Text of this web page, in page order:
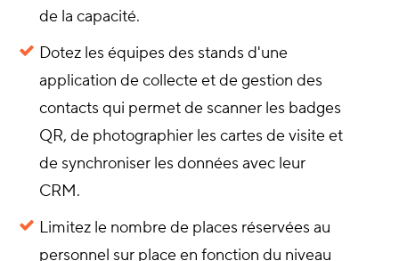
de la capacité.
Dotez les équipes des stands d'une
application de collecte et de gestion des
contacts qui permet de scanner les badges
QR, de photographier les cartes de visite et
de synchroniser les données avec leur
CRM.
Limitez le nombre de places réservées au
personnel sur place en fonction du niveau